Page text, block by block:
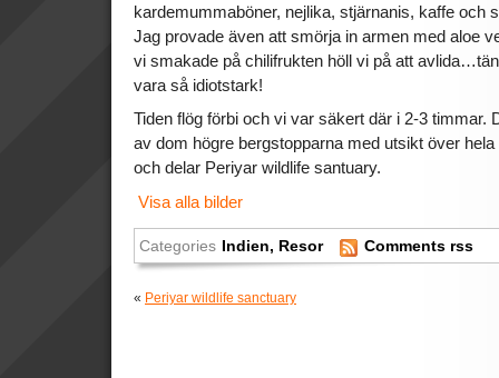
kardemummaböner, nejlika, stjärnanis, kaffe och
Jag provade även att smörja in armen med aloe
vi smakade på chilifrukten höll vi på att
vara så idiotstark!
Tiden flög förbi och vi var säkert där i 2-3 timmar.
av dom högre bergstopparna med utsikt över
och delar Periyar wildlife santuary.
Visa alla bilder
Categories Indien, Resor Comments rss
« Periyar wildlife sanctuary